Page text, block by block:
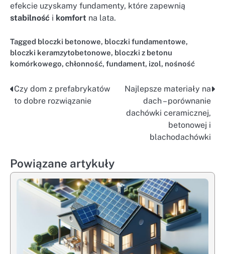
efekcie uzyskamy fundamenty, które zapewnią
stabilność i komfort na lata.
Tagged bloczki betonowe, bloczki fundamentowe,
bloczki keramzytobetonowe, bloczki z betonu
komórkowego, chłonność, fundament, izol, nośność
Nawigacja
Czy dom z prefabrykatów
to dobre rozwiązanie
Najlepsze materiały na
dach – porównanie
dachówki ceramicznej,
betonowej i
blachodachówki
Powiązane artykuły